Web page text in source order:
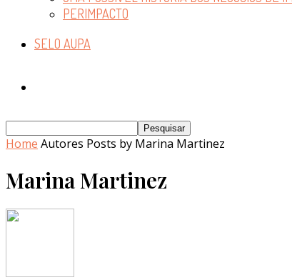
PERIMPACTO
SELO AUPA
Home Autores Posts by Marina Martinez
Marina Martinez